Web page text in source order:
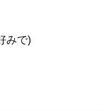
みで)